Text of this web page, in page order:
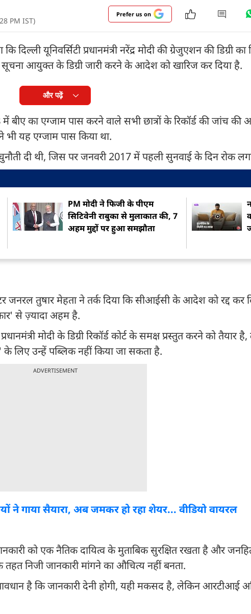
PM IST)
Prefer us on
यूनिवर्सिटी प्रधानमंत्री नरेंद्र मोदी की ग्रेजुएशन की डिग्री का
आयुक्त के डिग्री जारी करने के आदेश को खारिज कर दिया है.
और पढ़ें
का एग्जाम पास करने वाले सभी छात्रों के रिकॉर्ड की जांच की
भी यह एग्जाम पास किया था.
दी थी, जिस पर जनवरी 2017 में पहली सुनवाई के दिन रोक
PM मोदी ने फिजी के पीएम
सिटिवेनी राबुका से मुलाकात की, 7
अहम मुद्दों पर हुआ समझौता
जनरल तुषार मेहता ने तर्क दिया कि सीआईसी के आदेश को रद्द कर
से ज़्यादा अहम है.
मोदी के डिग्री रिकॉर्ड कोर्ट के समक्ष प्रस्तुत करने को तैयार
लिए उन्हें पब्लिक नहीं किया जा सकता है.
ADVERTISEMENT
ने गाया सैयारा, अब जमकर हो रहा शेयर... वीडियो वायरल
जानकारी को एक नैतिक दायित्व के मुताबिक सुरक्षित रखता है और
निजी जानकारी मांगने का औचित्य नहीं बनता.
है कि जानकारी देनी होगी, यही मकसद है, लेकिन आरटीआई